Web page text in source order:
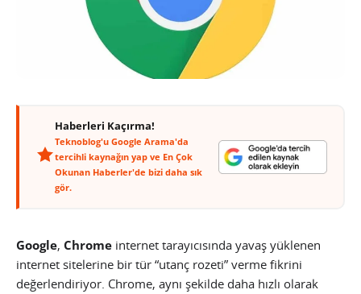
Haberleri Kaçırma!
Teknoblog'u Google Arama'da
tercihli kaynağın yap ve En Çok
Okunan Haberler'de bizi daha sık
gör.
Google, Chrome internet tarayıcısında yavaş yüklenen
internet sitelerine bir tür “utanç rozeti” verme fikrini
değerlendiriyor. Chrome, aynı şekilde daha hızlı olarak